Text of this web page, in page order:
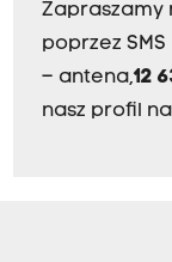
Zapraszamy
poprzez SMS
– antena,12
nasz profil na